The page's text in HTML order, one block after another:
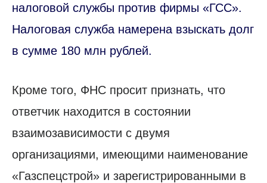
налоговой службы против фирмы «ГСС».
Налоговая служба намерена взыскать долг
в сумме 180 млн рублей.
Кроме того, ФНС просит признать, что
ответчик находится в состоянии
взаимозависимости с двумя
организациями, имеющими наименование
«Газспецстрой» и зарегистрированными в